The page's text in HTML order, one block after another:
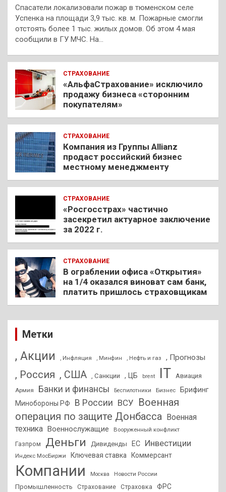
Спасатели локализовали пожар в тюменском селе
Успенка на площади 3,9 тыс. кв. м. Пожарные смогли
отстоять более 1 тыс. жилых домов. Об этом 4 мая
сообщили в ГУ МЧС. На…
СТРАХОВАНИЕ
«АльфаСтрахование» исключило
продажу бизнеса «сторонним
покупателям»
СТРАХОВАНИЕ
Компания из Группы Allianz
продаст российский бизнес
местному менеджменту
СТРАХОВАНИЕ
«Росгосстрах» частично
засекретил актуарное заключение
за 2022 г.
СТРАХОВАНИЕ
В ограблении офиса «Открытия»
на 1/4 оказался виноват сам банк,
платить пришлось страховщикам
Метки
, Акции , Инфляция , Минфин , Нефть и газ , Прогнозы
, Россия , США , Санкции , ЦБ brent IT Авиация
Армия Банки и финансы Беспилотники Бизнес
Брифинг
Минобороны РФ
В России ВСУ Военная
операция по защите Донбасса Военная
техника Военнослужащие Вооруженный конфликт
Газпром Деньги Дивиденды ЕС Инвестиции
Индекс МосБиржи Ключевая ставка Коммерсант
Компании Москва Новости России
Промышленность Страхование Страховка ФРС